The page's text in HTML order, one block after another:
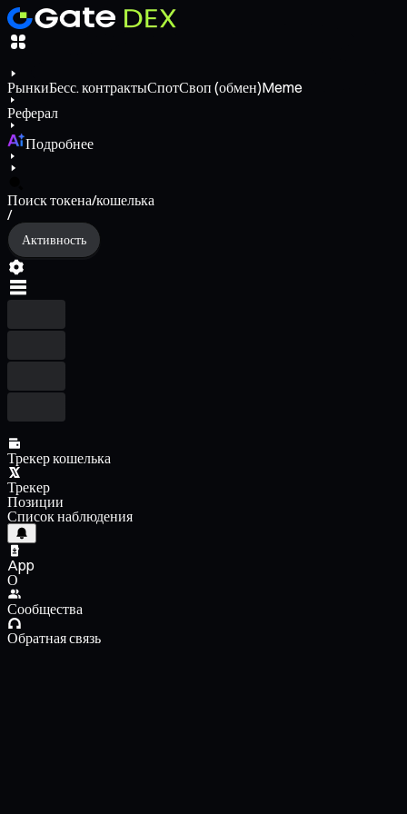
РынкиБесс. контрактыСпотСвоп (обмен)Meme
Реферал
Подробнее
Поиск токена/кошелька
/
Активность
Трекер кошелька
Трекер
Позиции
Список наблюдения
App
О
Сообщества
Обратная связь